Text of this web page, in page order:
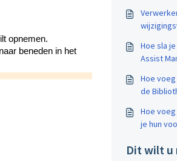
opnemen.
beneden in het
Hoe sla
Assist
ze?
Hoe
de
Hoe
je hun
Manager?
Dit wilt u